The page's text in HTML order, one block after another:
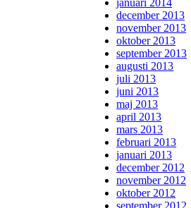
januari 2014
december 2013
november 2013
oktober 2013
september 2013
augusti 2013
juli 2013
juni 2013
maj 2013
april 2013
mars 2013
februari 2013
januari 2013
december 2012
november 2012
oktober 2012
september 2012